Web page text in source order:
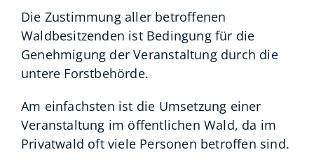
Die Zustimmung aller betroffenen
Waldbesitzenden ist Bedingung für die
Genehmigung der Veranstaltung durch die
untere Forstbehörde.
Am einfachsten ist die Umsetzung einer
Veranstaltung im öffentlichen Wald, da im
Privatwald oft viele Personen betroffen sind.